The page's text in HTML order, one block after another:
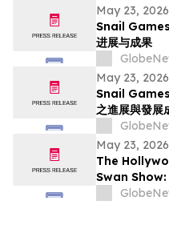
May 23, 2026
Snail Games
进展与成果
May 23, 2026
Snail Games
之進展與發展
May 23, 2026
The
Swan
Highlights